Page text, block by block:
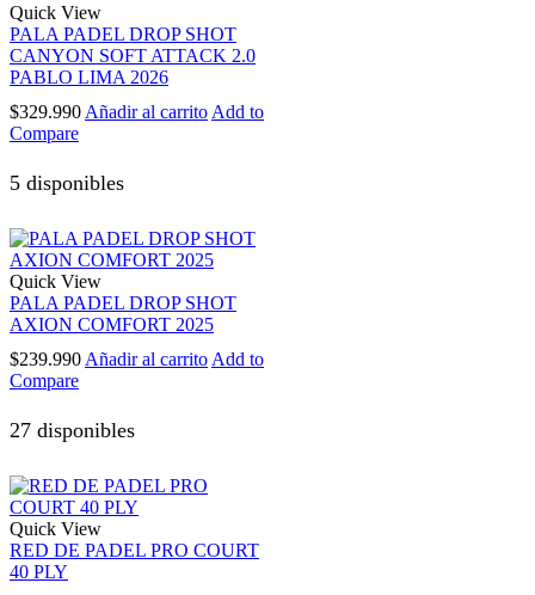
Quick View
PALA PADEL DROP SHOT
CANYON SOFT ATTACK 2.0
PABLO LIMA 2026
$329.990 Añadir al carrito Add to
Compare
5 disponibles
Quick View
PALA PADEL DROP SHOT
AXION COMFORT 2025
$239.990 Añadir al carrito Add to
Compare
27 disponibles
Quick View
RED DE PADEL PRO COURT
40 PLY